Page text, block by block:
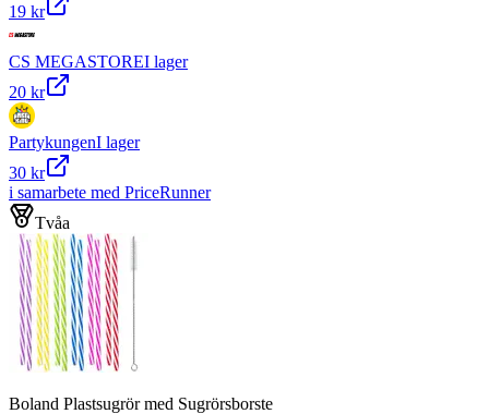
19 kr
CS MEGASTOREI lager
20 kr
PartykungenI lager
30 kr
i samarbete med PriceRunner
Tvåa
Boland Plastsugrör med Sugrörsborste